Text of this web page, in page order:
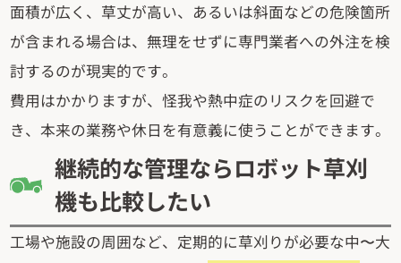
面積が広く、草丈が高い、あるいは斜面などの危険箇所
が含まれる場合は、無理をせずに専門業者への外注を検
討するのが現実的です。
費用はかかりますが、怪我や熱中症のリスクを回避で
き、本来の業務や休日を有意義に使うことができます。
継続的な管理ならロボット草刈
機も比較したい
工場や施設の周囲など、定期的に草刈りが必要な中〜大